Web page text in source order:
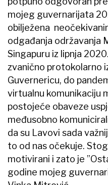
mojeg guvernarijata
obilježena
odgađanja održavanja
Singapuru iz lipnja
zvanično protokolarno
Guvernericu, do
virtualnu komunikaciju
postojeće obaveze
međusobno
da su Lavovi sada
to od nas očekuje.
motivirani i zato je
godine mojeg